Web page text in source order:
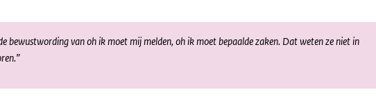
bewustwording van oh ik moet mij melden, oh ik moet bepaalde zaken. Dat weten ze niet in